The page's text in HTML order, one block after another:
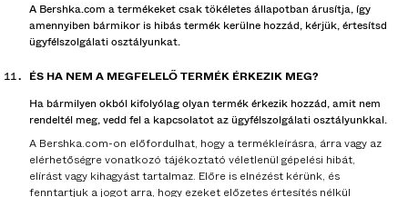
A Bershka.com a termékeket csak tökéletes állapotban árusítja, így
amennyiben bármikor is hibás termék kerülne hozzád, kérjük, értesítsd
ügyfélszolgálati osztályunkat.
ÉS HA NEM A MEGFELELŐ TERMÉK ÉRKEZIK MEG?
Ha bármilyen okból kifolyólag olyan termék érkezik hozzád, amit nem
rendeltél meg, vedd fel a kapcsolatot az ügyfélszolgálati osztályunkkal.
A Bershka.com-on előfordulhat, hogy a termékleírásra, árra vagy az
elérhetőségre vonatkozó tájékoztató véletlenül gépelési hibát,
elírást vagy kihagyást tartalmaz. Előre is elnézést kérünk, és
fenntartjuk a jogot arra, hogy ezeket előzetes értesítés nélkül